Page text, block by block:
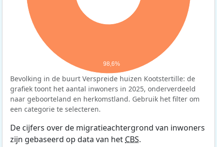
98,6%
Bevolking in de buurt Verspreide huizen Kootstertille: de
grafiek toont het aantal inwoners in 2025, onderverdeeld
naar geboorteland en herkomstland. Gebruik het filter om
een categorie te selecteren.
De cijfers over de migratieachtergrond van inwoners
zijn gebaseerd op data van het CBS.